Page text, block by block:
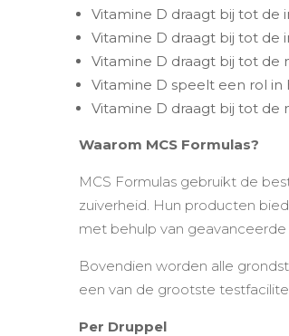
Vitamine D draagt bij tot de
Vitamine D draagt bij tot de
Vitamine D draagt bij tot de
Vitamine D speelt een rol in
Vitamine D draagt bij tot de
Waarom MCS Formulas?
MCS Formulas gebruikt de
zuiverheid. Hun producten
met behulp van geavanceerde
Bovendien worden alle
een van de grootste
Per Druppel